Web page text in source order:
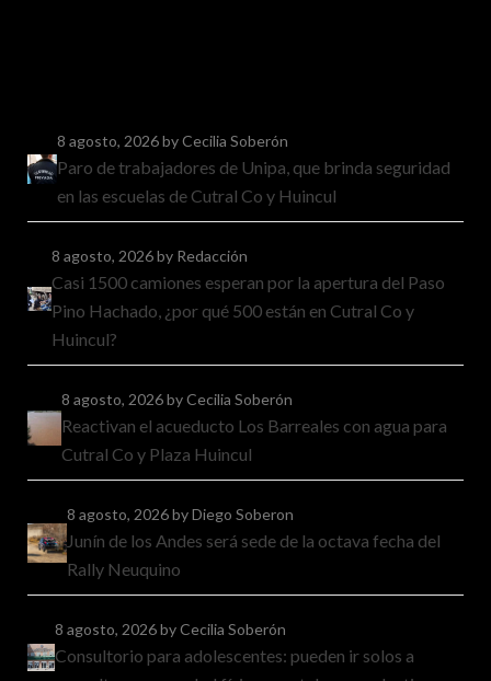
8 agosto, 2026by Cecilia Soberón
Paro de trabajadores de Unipa, que brinda seguridad
en las escuelas de Cutral Co y Huincul
8 agosto, 2026by Redacción
Casi 1500 camiones esperan por la apertura del Paso
Pino Hachado, ¿por qué 500 están en Cutral Co y
Huincul?
8 agosto, 2026by Cecilia Soberón
Reactivan el acueducto Los Barreales con agua para
Cutral Co y Plaza Huincul
8 agosto, 2026by Diego Soberon
Junín de los Andes será sede de la octava fecha del
Rally Neuquino
8 agosto, 2026by Cecilia Soberón
Consultorio para adolescentes: pueden ir solos a